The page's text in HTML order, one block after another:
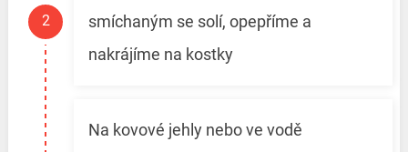
smíchaným se solí, opepříme a
nakrájíme na kostky
Na kovové jehly nebo ve vodě